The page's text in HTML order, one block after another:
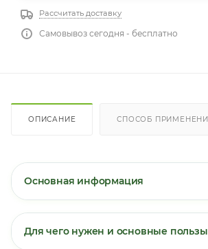
Рассчитать доставку
Самовывоз сегодня - бесплатно
ОПИСАНИЕ СПОСОБ
Основная информация
хорошо усваиваемой цитратной
Для чего нужен и основные пользы